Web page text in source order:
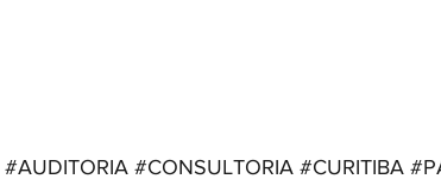
#AUDITORIA #CONSULTORIA #CURITIBA